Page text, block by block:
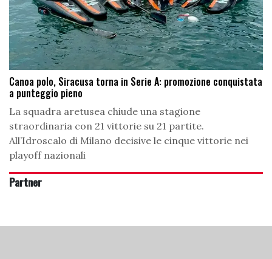
Canoa polo, Siracusa torna in Serie A: promozione conquistata
a punteggio pieno
La squadra aretusea chiude una stagione
straordinaria con 21 vittorie su 21 partite.
All’Idroscalo di Milano decisive le cinque vittorie nei
playoff nazionali
Partner